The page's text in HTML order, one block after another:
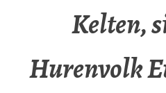
Kelten,
Hurenvolk